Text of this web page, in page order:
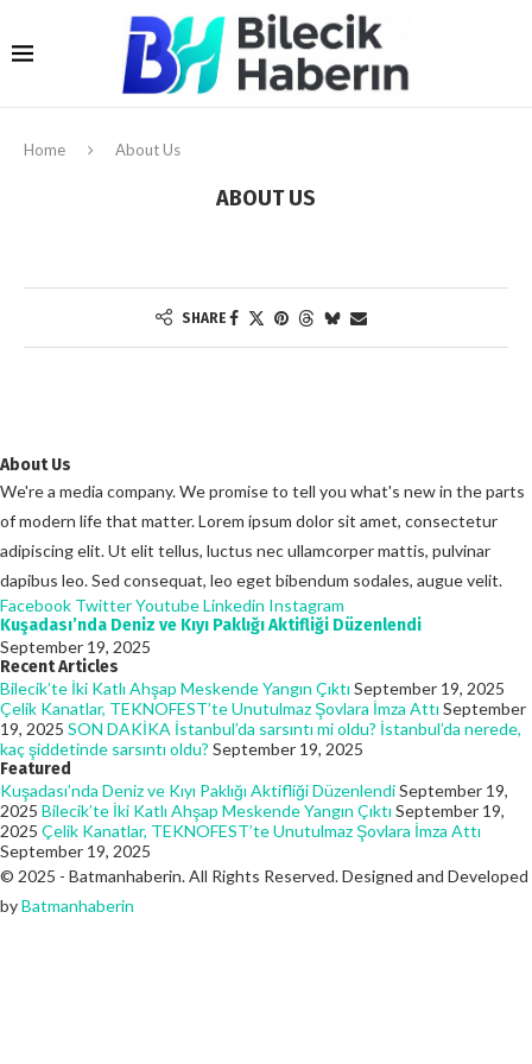
Home About Us
ABOUT US
SHARE
About Us
We're a media company. We promise to tell you what's new in the parts
of modern life that matter. Lorem ipsum dolor sit amet, consectetur
adipiscing elit. Ut elit tellus, luctus nec ullamcorper mattis, pulvinar
dapibus leo. Sed consequat, leo eget bibendum sodales, augue velit.
Facebook TwitterYoutubeLinkedin Instagram
Kuşadası’nda Deniz ve Kıyı Paklığı Aktifliği Düzenlendi
September 19, 2025
Recent Articles
Bilecik’te İki Katlı Ahşap Meskende Yangın Çıktı September 19, 2025
Çelik Kanatlar, TEKNOFEST’te Unutulmaz Şovlara İmza Attı September
19, 2025 SON DAKİKA İstanbul’da sarsıntı mi oldu? İstanbul’da nerede,
kaç şiddetinde sarsıntı oldu? September 19, 2025
Featured
Kuşadası’nda Deniz ve Kıyı Paklığı Aktifliği DüzenlendiSeptember 19,
2025 Bilecik’te İki Katlı Ahşap Meskende Yangın Çıktı September 19,
2025 Çelik Kanatlar, TEKNOFEST’te Unutulmaz Şovlara İmza Attı
September 19, 2025
© 2025 - Batmanhaberin. All Rights Reserved. Designed and Developed
byBatmanhaberin